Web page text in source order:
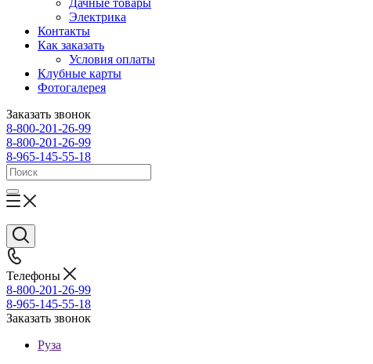
Дачные товары
Электрика
Контакты
Как заказать
Условия оплаты
Клубные карты
Фотогалерея
Заказать звонок
8-800-201-26-99
8-800-201-26-99
8-965-145-55-18
Телефоны
8-800-201-26-99
8-965-145-55-18
Заказать звонок
Руза